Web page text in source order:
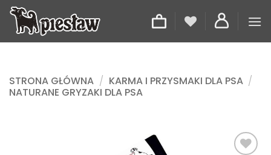
Przewiń
zawartości
STRONA GŁÓWNA / KARMA I PRZYSMAKI DLA PSA /
NATURANE GRYZAKI DLA PSA